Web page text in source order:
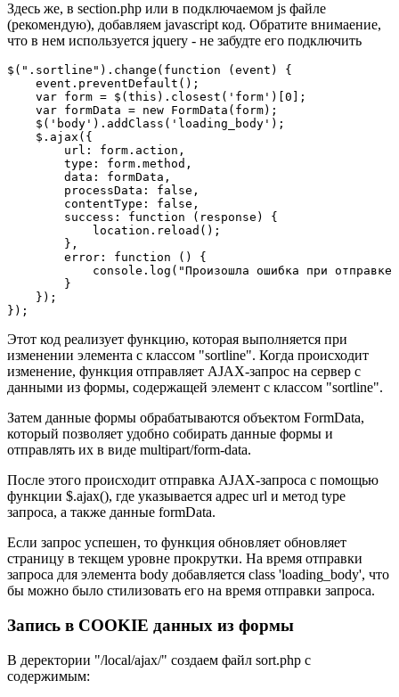
Здесь же, в section.php или в подключаемом js файле
(рекомендую), добавляем javascript код. Обратите внимаение,
что в нем используется jquery - не забудте его подключить
$(".sortline").change(function (event) {
    event.preventDefault();
    var form = $(this).closest('form')[0];
    var formData = new FormData(form);
    $('body').addClass('loading_body');
    $.ajax({
        url: form.action,
        type: form.method,
        data: formData,
        processData: false,
        contentType: false,
        success: function (response) {
            location.reload();
        },
        error: function () {
console.log("Произошла ошибка при отправке
        }
    });
});
Этот код реализует функцию, которая выполняется при
изменении элемента с классом "sortline". Когда происходит
изменение, функция отправляет AJAX-запрос на сервер с
данными из формы, содержащей элемент с классом "sortline".
Затем данные формы обрабатываются объектом FormData,
который позволяет удобно собирать данные формы и
отправлять их в виде multipart/form-data.
После этого происходит отправка AJAX-запроса с помощью
функции $.ajax(), где указывается адрес url и метод type
запроса, а также данные formData.
Если запрос успешен, то функция обновляет обновляет
страницу в текщем уровне прокрутки. На время отправки
запроса для элемента body добавляется class 'loading_body', что
бы можно было стилизовать его на время отправки запроса.
Запись в COOKIE данных из формы
В деректории "/local/ajax/" создаем файл sort.php c
содержимым: